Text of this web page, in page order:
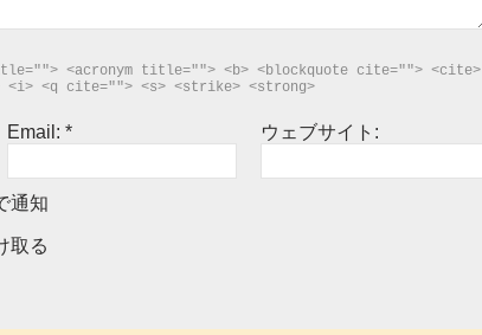
<acronym title=""> <b> <blockquote cite=""> <cite>
<i> <q cite=""> <s> <strike> <strong>
Email:* ウェブサイト:
通知
取る